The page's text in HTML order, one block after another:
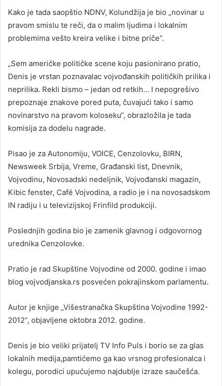
Kako je tada saopštio NDNV, Kolundžija je bio „novinar u
pravom smislu te reči, da o malim ljudima i lokalnim
problemima vešto kreira velike i bitne priče“.
„Sem američke političke scene koju pasionirano pratio,
Denis je vrstan poznavalac vojvođanskih političkih prilika i
neprilika. Rekli bismo – jedan od retkih… I nepogrešivo
prepoznaje znakove pored puta, čuvajući tako i samo
novinarstvo na pravom koloseku“, obrazložila je tada
komisija za dodelu nagrade.
Pisao je za Autonomiju, VOICE, Cenzolovku, BIRN,
Newsweek Srbija, Vreme, Građanski list, Dnevnik,
Vojvodinu, Novosadski nedeljnik, Vojvođanski magazin,
Kibic fenster, Café Vojvodina, a radio je i na novosadskom
IN radiju i u televizijskoj Frinfild produkciji.
Poslednjih godina bio je zamenik glavnog i odgovornog
urednika Cenzolovke.
Pratio je rad Skupštine Vojvodine od 2000. godine i imao
blog vojvodjanska.rs posvećen pokrajinskom parlamentu.
Autor je knjige „Višestranačka Skupština Vojvodine 1992-
2012“, objavljene oktobra 2012. godine.
Denis je bio veliki prijatelj TV Info Puls i borio se za glas
lokalnih medija,pamtićemo ga kao vrsnog profesionalca i
kolegu, porodici upućujemo najdublje izraze saučešća.